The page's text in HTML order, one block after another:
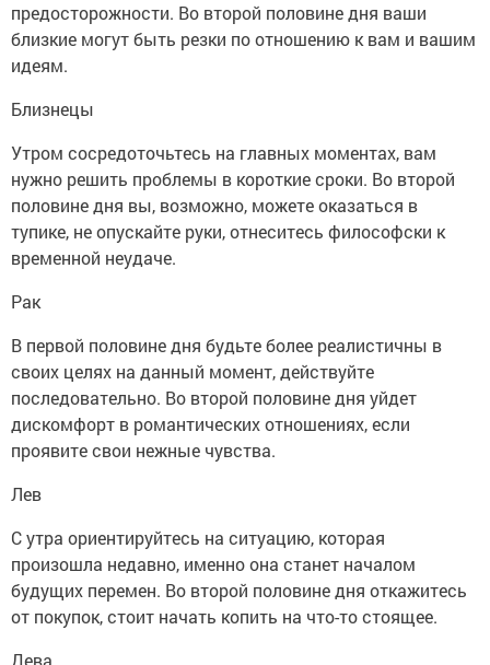
предосторожности. Во второй половине дня ваши
близкие могут быть резки по отношению к вам и вашим
идеям.
Близнецы
Утром сосредоточьтесь на главных моментах, вам
нужно решить проблемы в короткие сроки. Во второй
половине дня вы, возможно, можете оказаться в
тупике, не опускайте руки, отнеситесь философски к
временной неудаче.
Рак
В первой половине дня будьте более реалистичны в
своих целях на данный момент, действуйте
последовательно. Во второй половине дня уйдет
дискомфорт в романтических отношениях, если
проявите свои нежные чувства.
Лев
С утра ориентируйтесь на ситуацию, которая
произошла недавно, именно она станет началом
будущих перемен. Во второй половине дня откажитесь
от покупок, стоит начать копить на что-то стоящее.